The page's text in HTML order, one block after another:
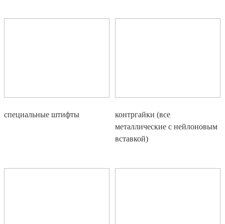
специальные штифты
контргайки (все
металлические с нейлоновым
вставкой)